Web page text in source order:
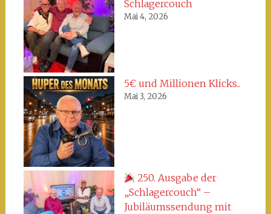
Schlagercouch
Mai 4, 2026
5€ und Millionen Klicks..
Mai 3, 2026
250. Ausgabe der
„Schlagercouch“ –
Jubiläumssendung mit